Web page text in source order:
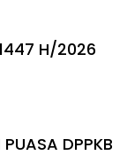
1447 H/2026
DPPKB